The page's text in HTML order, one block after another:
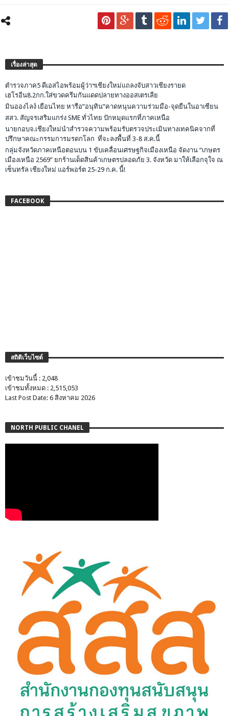
เรื่องล่าสุด
ตำรวจภาค5 ดีเอสไอพร้อมผู้ว่าฯเชียงใหม่แถลงจับสาวเชียงรายด
เฮโรอีน8.2กก.ใส่ขวดครีมกันแดดปลายทางออสเตรเลีย
มินอองไลง์ เยือนไทย หารือ”อนุทิน”คาดหนุนความร่วมมือ-จุดยืนในอาเซียน
สสว. สัญจรเสริมแกร่ง SME ทั่วไทย ปักหมุดแรกที่ภาคเหนือ
นายกอบจ.เชียงใหม่นำสำรวจความพร้อมรับตรวจประเมินทางเทคนิคจากที่
ปรึกษาคณะกรรมการมรดกโลก ที่จะลงพื้นที่ 3-8 ส.ค.นี้
กลุ่มจังหวัดภาคเหนือตอนบน 1 ขับเคลื่อนเศรษฐกิจเมืองเหนือ จัดงาน “เกษตร
เมืองเหนือ 2569” ยกร้านเด็ดสินค้าเกษตรปลอดภัย 3. จังหวัด มาให้เลือกจุใจ ณ
เซ็นทรัล เชียงใหม่ แอร์พอร์ต 25-29 ก.ค. นี้!
FACEBOOK
สถิติเว็บไซต์
เข้าชมวันนี้ : 2,048
เข้าชมทั้งหมด : 2,515,053
Last Post Date: 6 สิงหาคม 2026
NORTH PUBLIC CHANEL